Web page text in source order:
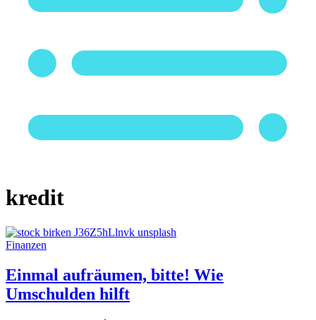
kredit
Finanzen
Einmal aufräumen, bitte! Wie
Umschulden hilft